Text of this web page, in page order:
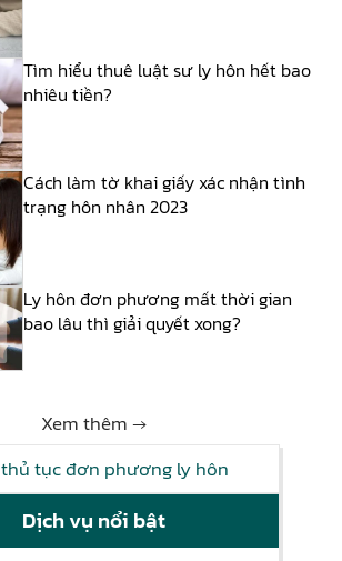
Tìm hiểu thuê luật sư ly hôn hết bao
nhiêu tiền?
Cách làm tờ khai giấy xác nhận tình
trạng hôn nhân 2023
Ly hôn đơn phương mất thời gian
bao lâu thì giải quyết xong?
Xem thêm →
thủ tục đơn phương ly hôn
Dịch vụ nổi bật